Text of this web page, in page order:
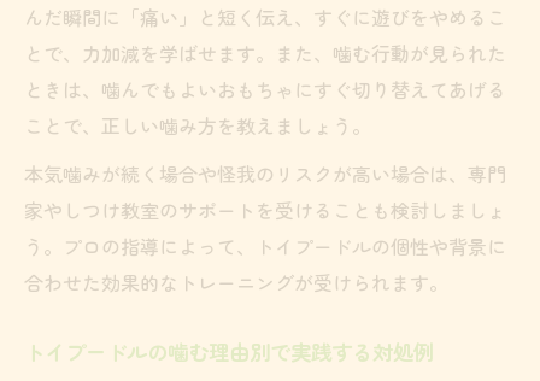
んだ瞬間に「痛い」と短く伝え、すぐに遊びをやめるこ
とで、力加減を学ばせます。また、噛む行動が見られた
ときは、噛んでもよいおもちゃにすぐ切り替えてあげる
ことで、正しい噛み方を教えましょう。
本気噛みが続く場合や怪我のリスクが高い場合は、専門
家やしつけ教室のサポートを受けることも検討しましょ
う。プロの指導によって、トイプードルの個性や背景に
合わせた効果的なトレーニングが受けられます。
トイプードルの噛む理由別で実践する対処例